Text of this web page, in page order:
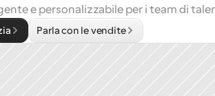
e personalizzabile per i team di
Parla con le vendite